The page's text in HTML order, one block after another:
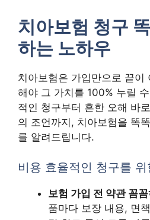
치아보험 청구
하는 노하우
치아보험은 가입만으로 끝이
해야 그 가치를 100% 누릴
적인 청구부터 흔한 오해 바
의 조언까지, 치아보험을 똑
를 알려드립니다.
비용 효율적인 청구를 위
보험 가입 전 약관 꼼
품마다 보장 내용, 면